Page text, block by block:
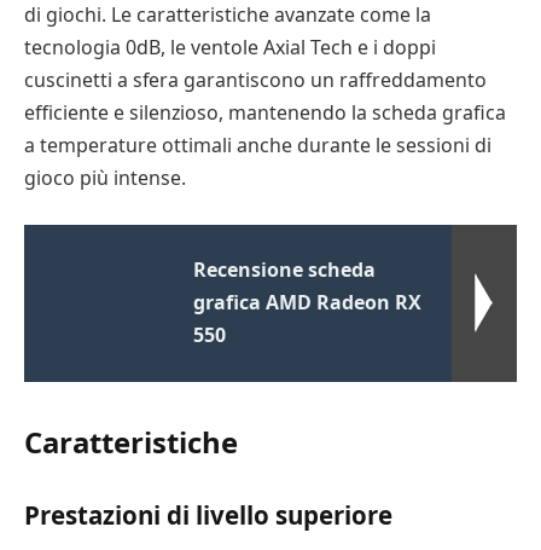
di giochi. Le caratteristiche avanzate come la
tecnologia 0dB, le ventole Axial Tech e i doppi
cuscinetti a sfera garantiscono un raffreddamento
efficiente e silenzioso, mantenendo la scheda grafica
a temperature ottimali anche durante le sessioni di
gioco più intense.
Recensione scheda
grafica AMD Radeon RX
550
Caratteristiche
Prestazioni di livello superiore